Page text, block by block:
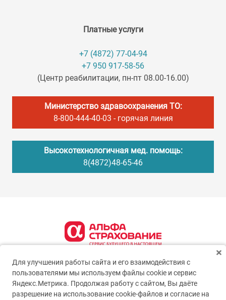
Платные услуги
+7 (4872) 77-04-94
+7 950 917-58-56
(Центр реабилитации, пн-пт 08.00-16.00)
Министерство здравоохранения ТО:
8-800-444-40-03 - горячая линия
Высокотехнологичная мед. помощь:
8(4872)48-65-46
Для улучшения работы сайта и его взаимодействия с
пользователями мы используем файлы cookie и сервис
Яндекс.Метрика. Продолжая работу с сайтом, Вы даёте
разрешение на использование cookie-файлов и согласие на